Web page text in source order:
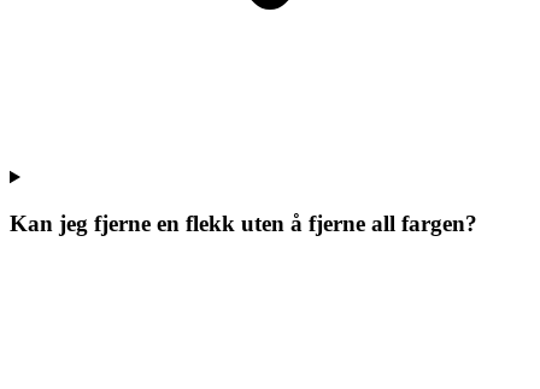
Kan jeg fjerne en flekk uten å fjerne all fargen?